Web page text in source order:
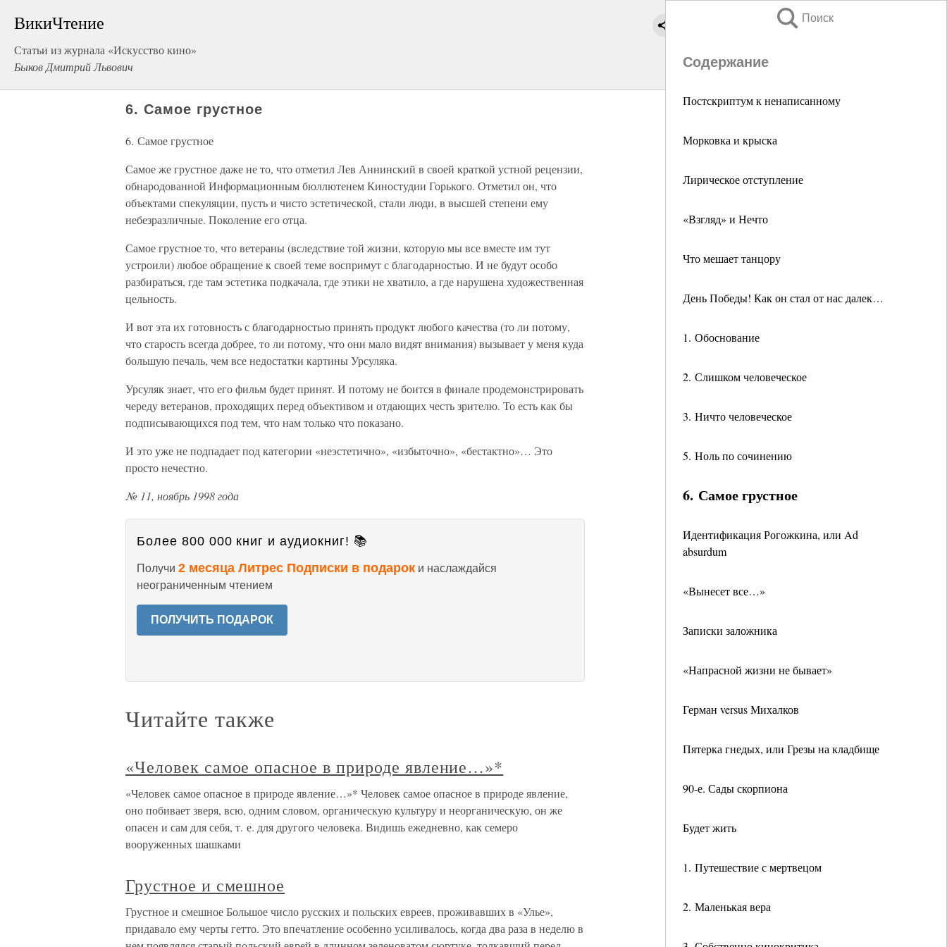
ВикиЧтение
Статьи из журнала «Искусство кино»
Быков Дмитрий Львович
Поиск
Содержание
Постскриптум к ненаписанному
Морковка и крыска
Лирическое отступление
«Взгляд» и Нечто
Что мешает танцору
День Победы! Как он стал от нас далек…
1. Обоснование
2. Слишком человеческое
3. Ничто человеческое
5. Ноль по сочинению
6. Самое грустное
Идентификация Рогожкина, или Ad
absurdum
«Вынесет все…»
Записки заложника
«Напрасной жизни не бывает»
Герман versus Михалков
Пятерка гнедых, или Грезы на кладбище
90-е. Сады скорпиона
Будет жить
1. Путешествие с мертвецом
2. Маленькая вера
6. Самое грустное
6. Самое грустное
Самое же грустное даже не то, что отметил Лев Аннинский в своей краткой устной рецензии,
обнародованной Информационным бюллютенем Киностудии Горького. Отметил он, что
объектами спекуляции, пусть и чисто эстетической, стали люди, в высшей степени ему
небезразличные. Поколение его отца.
Самое грустное то, что ветераны (вследствие той жизни, которую мы все вместе им тут
устроили) любое обращение к своей теме воспримут с благодарностью. И не будут особо
разбираться, где там эстетика подкачала, где этики не хватило, а где нарушена художественная
цельность.
И вот эта их готовность с благодарностью принять продукт любого качества (то ли потому,
что старость всегда добрее, то ли потому, что они мало видят внимания) вызывает у меня куда
большую печаль, чем все недостатки картины Урсуляка.
Урсуляк знает, что его фильм будет принят. И потому не боится в финале продемонстрировать
череду ветеранов, проходящих перед объективом и отдающих честь зрителю. То есть как бы
подписывающихся под тем, что нам только что показано.
И это уже не подпадает под категории «неэстетично», «избыточно», «бестактно»… Это
просто нечестно.
№ 11, ноябрь 1998 года
Более 800 000 книг и аудиокниг! 📚
Получи 2 месяца Литрес Подписки в подарок и наслаждайся
неограниченным чтением
ПОЛУЧИТЬ ПОДАРОК
Читайте также
«Человек самое опасное в природе явление…»*
«Человек самое опасное в природе явление…»* Человек самое опасное в природе явление,
оно побивает зверя, всю, одним словом, органическую культуру и неорганическую, он же
опасен и сам для себя, т. е. для другого человека. Видишь ежедневно, как семеро
вооруженных шашками
Грустное и смешное
Грустное и смешное Большое число русских и польских евреев, проживавших в «Улье»,
придавало ему черты гетто. Это впечатление особенно усиливалось, когда два раза в неделю в